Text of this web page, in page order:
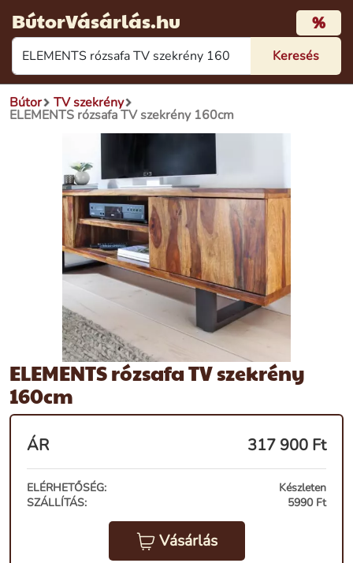
BútorVásárlás.hu %
Bútor TV szekrény
ELEMENTS rózsafa TV szekrény 160cm
ELEMENTS rózsafa TV szekrény
160cm
ÁR 317 900 Ft
ELÉRHETŐSÉG:
Készleten
SZÁLLÍTÁS:
5990 Ft
Vásárlás